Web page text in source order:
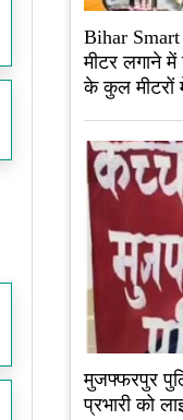
Bihar Smart
मीटर लगाने में
के कुल मीटरों
मुजफ्फरपुर
प्रभारी को